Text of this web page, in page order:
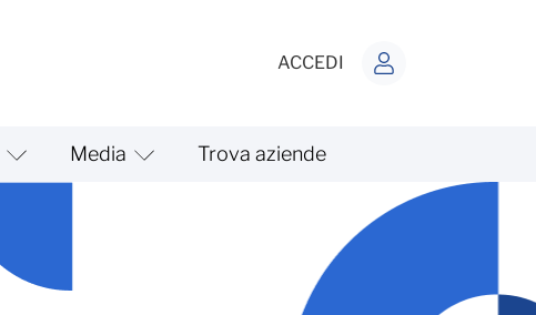
ACCEDI
Media Trova aziende